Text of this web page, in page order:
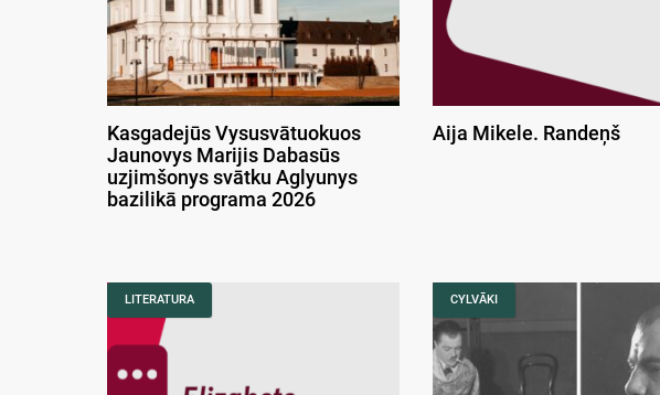
Kasgadejūs Vysusvātuokuos
Jaunovys Marijis Dabasūs
uzjimšonys svātku Aglyunys
bazilikā programa 2026
Aija Mikele. Randeņš
LITERATURA CYLVĀKI